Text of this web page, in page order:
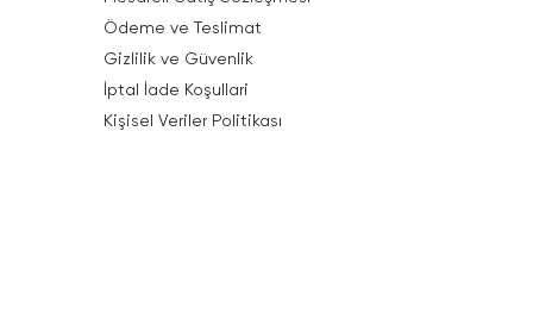
Ödeme ve Teslimat
Gizlilik ve Güvenlik
İptal İade Koşullari
Kişisel Veriler Politikası